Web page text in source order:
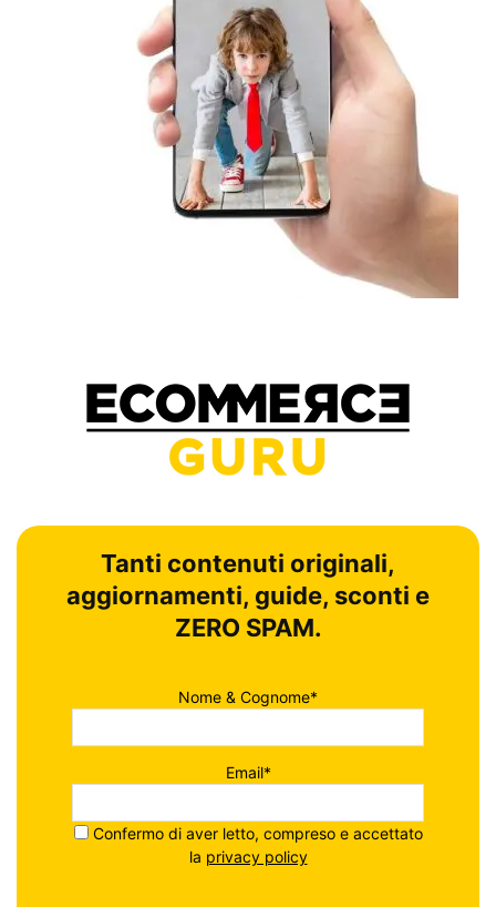
Tanti contenuti originali,
aggiornamenti, guide, sconti e
ZERO SPAM.
Nome & Cognome*
Email*
Confermo di aver letto, compreso e accettato
la privacy policy